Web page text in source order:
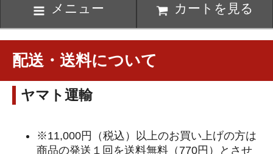
メニュー カートを見る
配送・送料について
ヤマト運輸
※11,000円（税込）以上のお買い上げの方は
商品の発送１回を送料無料（770円）とさせ